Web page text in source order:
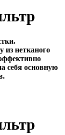
из нетканого
себя основную